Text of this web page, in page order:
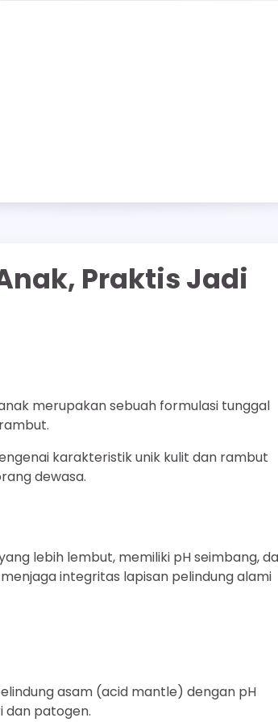
Praktis Jadi
merupakan sebuah formulasi tunggal
karakteristik unik kulit dan rambut
dewasa.
lebih lembut, memiliki pH seimbang,
integritas lapisan pelindung alami
asam (acid mantle) dengan pH
dan patogen.